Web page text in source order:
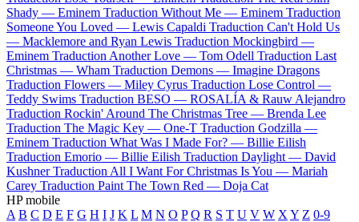
Shady — Eminem Traduction Without Me — Eminem Traduction
Someone You Loved — Lewis Capaldi Traduction Can't Hold Us
— Macklemore and Ryan Lewis Traduction Mockingbird —
Eminem Traduction Another Love — Tom Odell Traduction Last
Christmas — Wham Traduction Demons — Imagine Dragons
Traduction Flowers — Miley Cyrus Traduction Lose Control —
Teddy Swims Traduction BESO — ROSALÍA & Rauw Alejandro
Traduction Rockin' Around The Christmas Tree — Brenda Lee
Traduction The Magic Key — One-T Traduction Godzilla —
Eminem Traduction What Was I Made For? — Billie Eilish
Traduction Emorio — Billie Eilish Traduction Daylight — David
Kushner Traduction All I Want For Christmas Is You — Mariah
Carey Traduction Paint The Town Red — Doja Cat
HP mobile
A B C D E F G H I J K L M N O P Q R S T U V W X Y Z 0-9